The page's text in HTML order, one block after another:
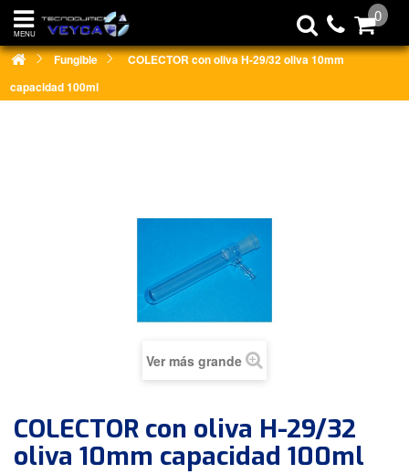
Fungible
COLECTOR con oliva H-29/32 oliva 10mm
capacidad 100ml
Ver más grande
COLECTOR con oliva H-29/32
oliva 10mm capacidad 100ml
MENU
0